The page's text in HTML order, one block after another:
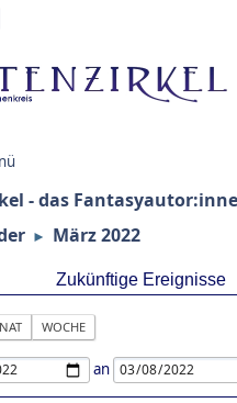
- das
► März 2022
Zukünftige Ereignisse
WOCHE
an